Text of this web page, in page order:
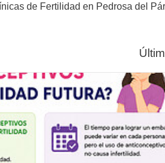
de Fertilidad en Pedrosa del